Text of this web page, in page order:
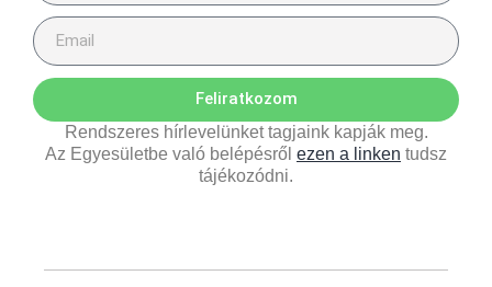
Feliratkozom
Rendszeres hírlevelünket tagjaink kapják meg.
Az Egyesületbe való belépésről ezen a linken tudsz
tájékozódni.